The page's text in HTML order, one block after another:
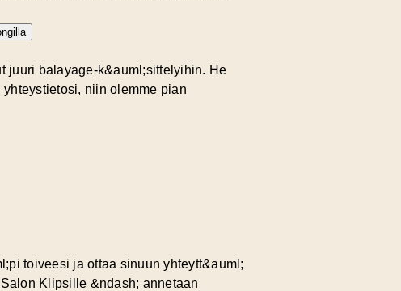
juuri balayage-k&auml;sittelyihin. He
niin olemme pian
toiveesi ja ottaa sinuun yhteytt&auml;
Klipsille &ndash; annetaan